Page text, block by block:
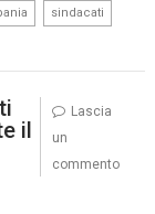
sindacati
il
Lascia
un
commento